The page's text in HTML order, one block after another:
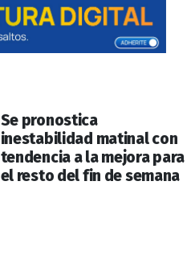
Se pronostica ​
inestabilidad matinal con
tendencia a la mejora para
el resto del fin de semana